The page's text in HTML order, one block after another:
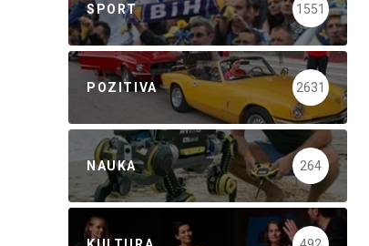
SPORT 1551
POZITIVA 2631
NAUKA 264